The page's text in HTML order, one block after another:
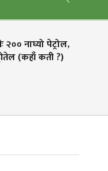
नाघ्यो पेट्रोल,
(कहाँ कती ?)